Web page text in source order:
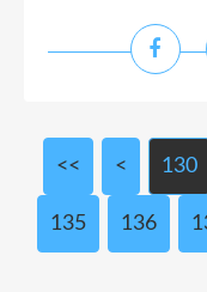
<< < 100
110
120
130
135 136